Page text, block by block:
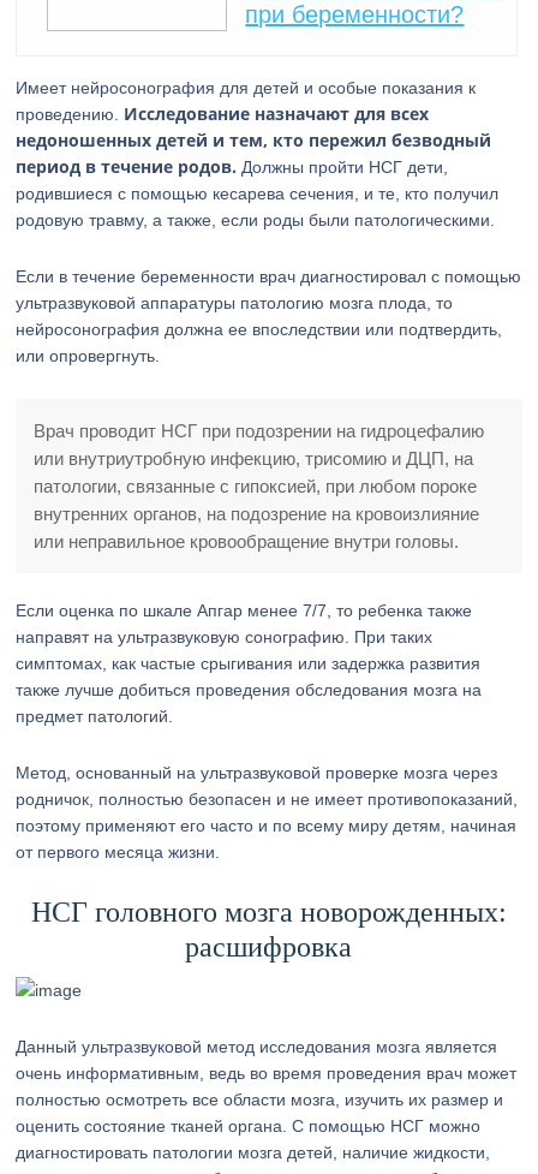
при беременности?
Имеет нейросонография для детей и особые показания к
проведению. Исследование назначают для всех
недоношенных детей и тем, кто пережил безводный
период в течение родов.Должны пройти НСГ дети,
родившиеся с помощью кесарева сечения, и те, кто получил
родовую травму, а также, если роды были патологическими.
Если в течение беременности врач диагностировал с помощью
ультразвуковой аппаратуры патологию мозга плода, то
нейросонография должна ее впоследствии или подтвердить,
или опровергнуть.
Врач проводит НСГ при подозрении на гидроцефалию
или внутриутробную инфекцию, трисомию и ДЦП, на
патологии, связанные с гипоксией, при любом пороке
внутренних органов, на подозрение на кровоизлияние
или неправильное кровообращение внутри головы.
Если оценка по шкале Апгар менее 7/7, то ребенка также
направят на ультразвуковую сонографию. При таких
симптомах, как частые срыгивания или задержка развития
также лучше добиться проведения обследования мозга на
предмет патологий.
Метод, основанный на ультразвуковой проверке мозга через
родничок, полностью безопасен и не имеет противопоказаний,
поэтому применяют его часто и по всему миру детям, начиная
от первого месяца жизни.
НСГ головного мозга новорожденных:
расшифровка
Данный ультразвуковой метод исследования мозга является
очень информативным, ведь во время проведения врач может
полностью осмотреть все области мозга, изучить их размер и
оценить состояние тканей органа. С помощью НСГ можно
диагностировать патологии мозга детей, наличие жидкости,